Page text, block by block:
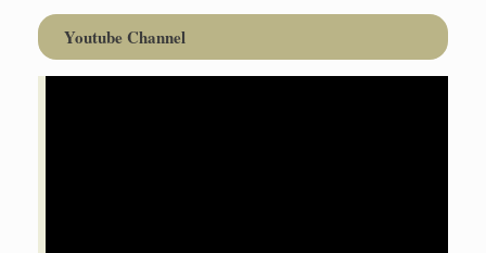
Youtube Channel